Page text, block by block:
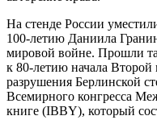
На стенде России
100-летию Даниила
мировой войне. Прошли
к 80-летию начала
разрушения Берлинской
Всемирного конгресса
книге (IBBY), который